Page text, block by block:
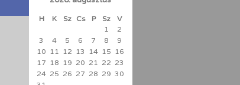
H K Sz Cs P Sz
V
1
2
3
4 5 6 7 8
9
10 11 12 13 14 15 16
17 18 19 20 21 22 23
24 25 26 27 28 29 30